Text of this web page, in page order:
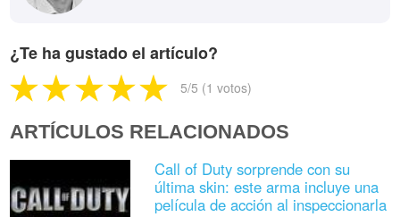
¿Te ha gustado el artículo?
5/5 (1 votos)
ARTÍCULOS RELACIONADOS
Call of Duty sorprende con su
última skin: este arma incluye una
película de acción al inspeccionarla